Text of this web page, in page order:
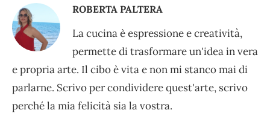
ROBERTA PALTERA
La cucina è espressione e creatività,
permette di trasformare un'idea in vera
e propria arte. Il cibo è vita e non mi stanco mai di
parlarne. Scrivo per condividere quest'arte, scrivo
perché la mia felicità sia la vostra.